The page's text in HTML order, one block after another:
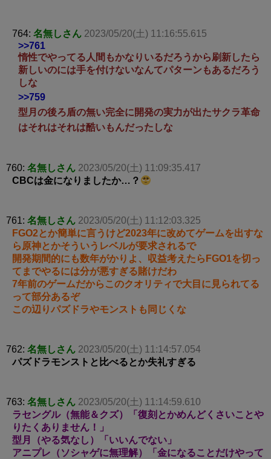
764: 名無しさん 2023/05/20(土) 11:16:55.615
>>761
惰性でやってる人間もかなりいるだろうから刷新したら
新しいのには手を付けないなんてパターンもあるだろう
しな
>>759
型月の後ろ盾の無い完全に開発の実力が出たサクラ革命
はそれはそれは酷いもんだったしな
760: 名無しさん 2023/05/20(土) 11:09:35.417
CBCは金になりましたか…？
761: 名無しさん 2023/05/20(土) 11:12:03.325
FGO2とか簡単に言うけど2023年に改めてゲームを出すな
ら原神とかそういうレベルが要求されるで
開発期間的にも数年がかりよ、収益考えたらFGO1を切っ
てまでやるには分が悪すぎる賭けだわ
7年前のゲームだからこのクオリティで大目に見られてる
って部分あるぞ
この辺りパズドラやモンストも同じくな
762: 名無しさん 2023/05/20(土) 11:14:57.054
パズドラモンストと比べるとか失礼すぎる
763: 名無しさん 2023/05/20(土) 11:14:59.610
ラセングル（無能＆クズ）「復刻とかめんどくさいことや
りたくありません！」
型月（やる気なし）「いいんでない」
アニプレ（ソシャゲに無理解）「金になることだけやって